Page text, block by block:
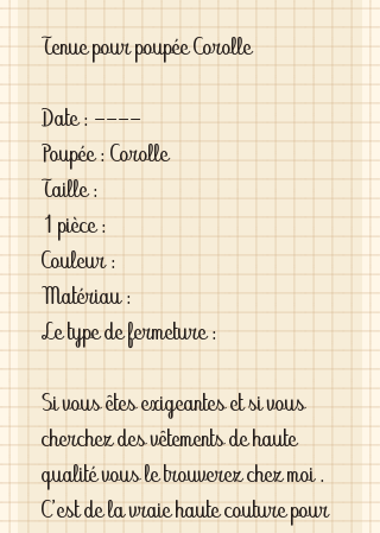
Tenue pour poupée Corolle
Date : ----
Poupée : Corolle
Taille :
1 pièce :
Couleur :
Matériau :
Le type de fermeture :
Si vous êtes exigeantes et si vous
cherchez des vêtements de haute
qualité vous le trouverez chez moi .
C'est de la vraie haute couture pour